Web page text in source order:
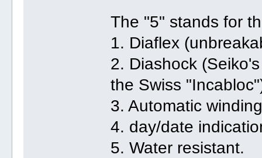
The "5" stands for
1. Diaflex
2. Diashock
the Swiss
3. Automatic
4. day/date
5. Water resistant.